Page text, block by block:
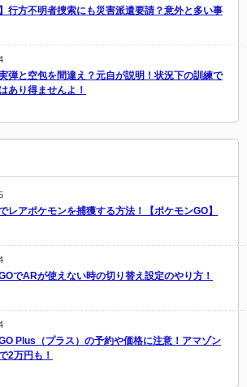
】行方不明者捜索にも災害派遣要請？意外と多い事
実弾と空包を間違え？元自が説明！状況下の訓練で
あり得ませんよ！
レアポケモンを捕獲する方法！【ポケモンGO】
でARが使えない時の切り替え設定のやり方！
Plus（プラス）の予約や価格に注意！アマゾン
2万円も！